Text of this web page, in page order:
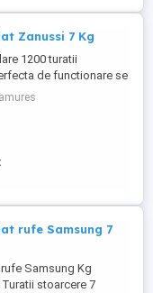
Zanussi 7 Kg
1200 turatii
de functionare se
Baia Mare
rufe Samsung 7
Samsung Kg
stoarcere 7